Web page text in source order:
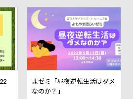
よゼミ「昼夜逆転生活はダメ
なのか？」